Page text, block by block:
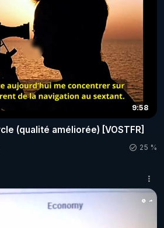
9:58
(qualité améliorée) [VOSTFR]
25 %